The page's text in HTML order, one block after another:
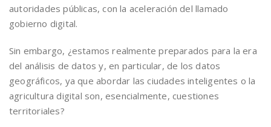
autoridades públicas, con la aceleración del llamado
gobierno digital.
Sin embargo, ¿estamos realmente preparados para la era
del análisis de datos y, en particular, de los datos
geográficos, ya que abordar las ciudades inteligentes o la
agricultura digital son, esencialmente, cuestiones
territoriales?